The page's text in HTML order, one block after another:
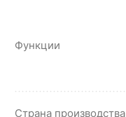
Функции
Страна производства